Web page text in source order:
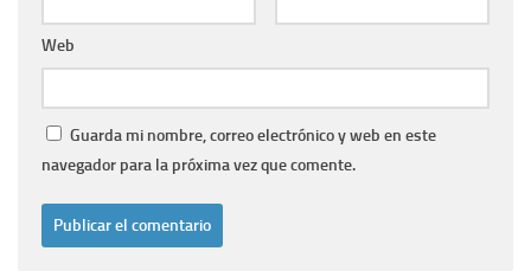
Web
Guarda mi nombre, correo electrónico y web en este
navegador para la próxima vez que comente.